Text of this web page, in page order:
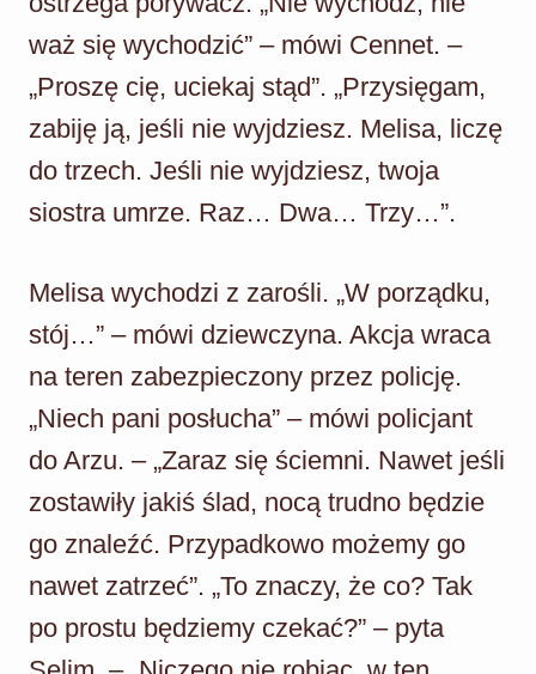
waż się wychodzić” – mówi Cennet. –
„Proszę cię, uciekaj stąd”. „Przysięgam,
zabiję ją, jeśli nie wyjdziesz. Melisa, liczę
do trzech. Jeśli nie wyjdziesz, twoja
siostra umrze. Raz… Dwa… Trzy…”.
Melisa wychodzi z zarośli. „W porządku,
stój…” – mówi dziewczyna. Akcja wraca
na teren zabezpieczony przez policję.
„Niech pani posłucha” – mówi policjant
do Arzu. – „Zaraz się ściemni. Nawet jeśli
zostawiły jakiś ślad, nocą trudno będzie
go znaleźć. Przypadkowo możemy go
nawet zatrzeć”. „To znaczy, że co? Tak
po prostu będziemy czekać?” – pyta